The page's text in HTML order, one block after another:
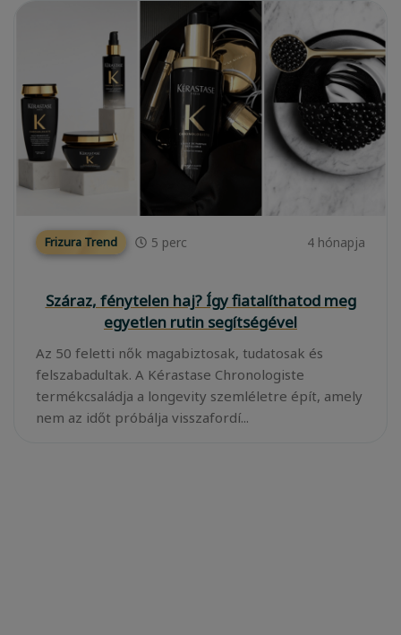
Frizura Trend 5 perc 4 hónapja
Száraz, fénytelen haj? Így fiatalíthatod meg
egyetlen rutin segítségével
Az 50 feletti nők magabiztosak, tudatosak és
felszabadultak. A Kérastase Chronologiste
termékcsaládja a longevity szemléletre épít, amely
nem az időt próbálja visszafordí...